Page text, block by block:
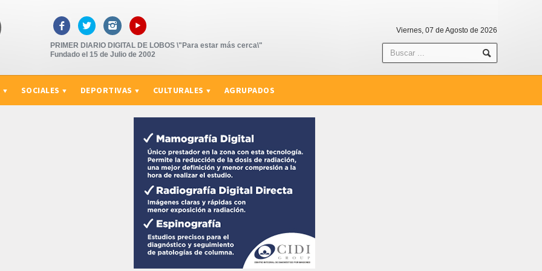
   ▸
PRIMER DIARIO DIGITAL DE LOBOS \"Para estar más cerca\"
Fundado el 15 de Julio de 2002
Viernes, 07 de Agosto de 2026
SOCIALES DEPORTIVAS CULTURALES AGRUPADOS